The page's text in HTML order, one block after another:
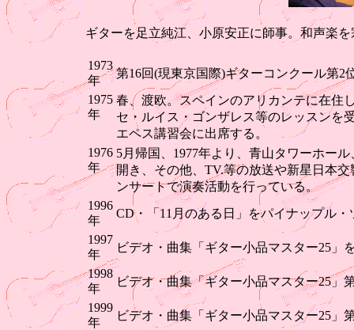
ギターを足立純江、小原安正に師事。和声楽
1973
年
第16回(現東京国際)ギターコンクール第
1975
年
春、渡欧。スペインのアリカンテに在住
セ・ルイス・ゴンザレス等のレッスンを
エペス講習会に出席する。
1976
年
5月帰国、1977年より、青山タワーホー
開き、その他、TV.等の放送や新星日本
ンサートで演奏活動を行っている。
1996
年
CD・「11月のある日」をパイナップル
1997
年
ビデオ・曲集「ギター小品マスター25」
1998
年
ビデオ・曲集「ギター小品マスター25」
1999
年
ビデオ・曲集「ギター小品マスター25」